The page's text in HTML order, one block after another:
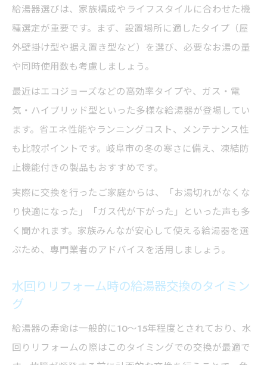
給湯器選びは、家族構成やライフスタイルに合わせた機
種選定が重要です。まず、設置場所に適したタイプ（屋
外壁掛け型や据え置き型など）を選び、必要なお湯の量
や同時使用数も考慮しましょう。
最近はエコジョーズなどの高効率タイプや、ガス・電
気・ハイブリッド型といった多様な給湯器が登場してい
ます。省エネ性能やランニングコスト、メンテナンス性
も比較ポイントです。岐阜市の冬の寒さに備え、凍結防
止機能付きの製品もおすすめです。
実際に交換を行ったご家庭からは、「お湯切れがなくな
り快適になった」「ガス代が下がった」といった声も多
く聞かれます。家族みんなが安心して使える給湯器を選
ぶため、専門業者のアドバイスを活用しましょう。
水回りリフォーム時の給湯器交換のタイミン
グ
給湯器の寿命は一般的に10～15年程度とされており、水
回りリフォームの際はこのタイミングでの交換が最適で